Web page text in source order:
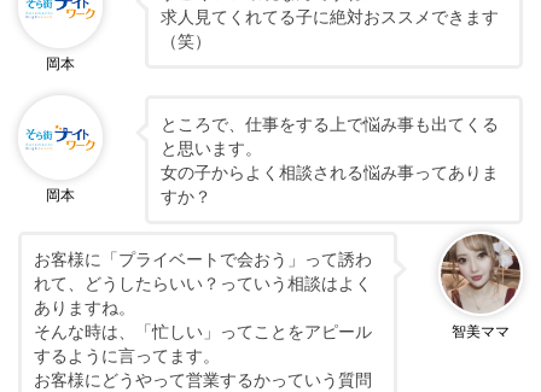
岡本
求人見てくれてる子に絶対おススメできます
（笑）
岡本
ところで、仕事をする上で悩み事も出てくる
と思います。
女の子からよく相談される悩み事ってありま
すか？
智美ママ
お客様に「プライベートで会おう」って誘わ
れて、どうしたらいい？っていう相談はよく
ありますね。
そんな時は、「忙しい」ってことをアピール
するように言ってます。
お客様にどうやって営業するかっていう質問